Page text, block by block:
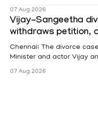
projects are eligible for
hysterectomy surgery
(KSR). The court noted that since essential benefits like
maternity
07 Aug 2026
Vijay-Sangeetha
withdraws petition,
Chennai: The divorce
Minister and actor Vijay
Sowrnalingam has taken
07 Aug 2026